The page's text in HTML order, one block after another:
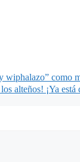
wiphalazo” como
alteños! ¡Ya